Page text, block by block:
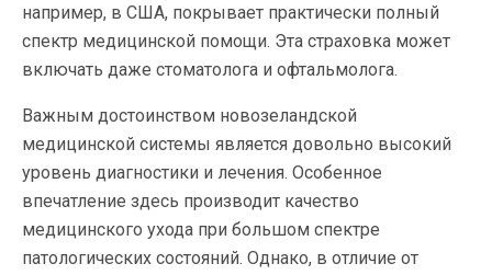
например, в США, покрывает практически полный
спектр медицинской помощи. Эта страховка может
включать даже стоматолога и офтальмолога.
Важным достоинством новозеландской
медицинской системы является довольно высокий
уровень диагностики и лечения. Особенное
впечатление здесь производит качество
медицинского ухода при большом спектре
патологических состояний. Однако, в отличие от